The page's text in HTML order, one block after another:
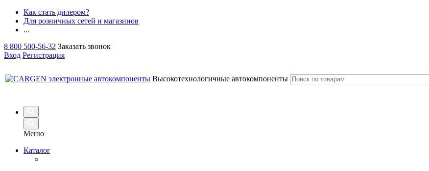
Как стать дилером?
Для розничных сетей и магазинов
...
8 800 500-56-32 Заказать звонок
Вход Регистрация
Высокотехнологичные автокомпоненты
Меню
Каталог